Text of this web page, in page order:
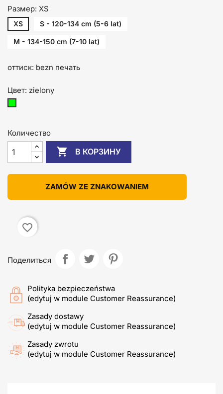
Размер: XS
XS S - 120-134 cm (5-6 lat)
M - 134-150 cm (7-10 lat)
оттиск: bezn печать
Цвет: zielony
Количество
 В КОРЗИНУ
ZAMÓW ZE ZNAKOWANIEM
favorite_border
Поделиться
Polityka bezpieczeństwa
(edytuj w module Customer Reassurance)
Zasady dostawy
(edytuj w module Customer Reassurance)
Zasady zwrotu
(edytuj w module Customer Reassurance)